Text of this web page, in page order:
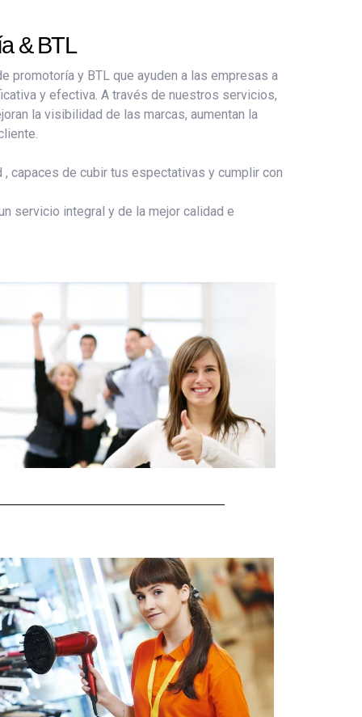
& BTL
promotoría y BTL que ayuden a las empresas a
y efectiva. A través de nuestros servicios,
la visibilidad de las marcas, aumentan la
capaces de cubir tus espectativas y cumplir con
servicio integral y de la mejor calidad e